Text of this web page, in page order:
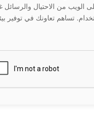
الويب من الاحتيال والرسائل
تساهم تعاونك في توفير